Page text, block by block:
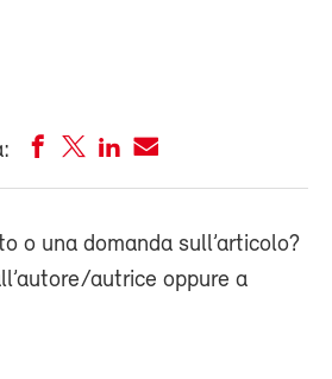
o una domanda sull’articolo?
autrice oppure a